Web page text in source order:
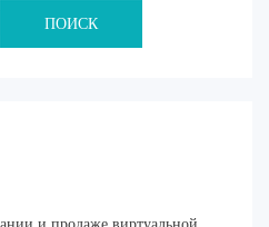
ПОИСК